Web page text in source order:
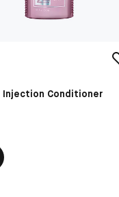
Injection Conditioner
kr